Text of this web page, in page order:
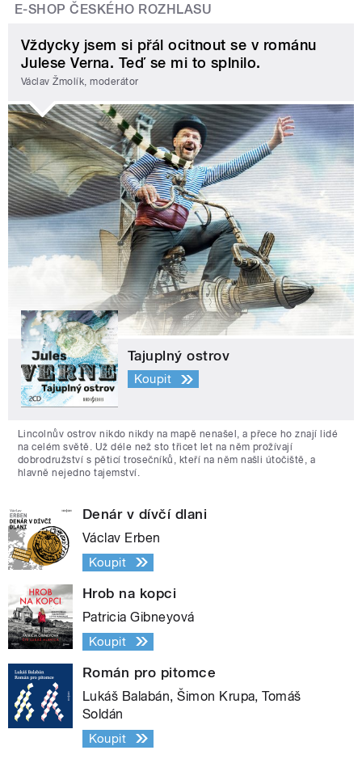
E-SHOP ČESKÉHO ROZHLASU
Vždycky jsem si přál ocitnout se v románu
Julese Verna. Teď se mi to splnilo.
Václav Žmolík, moderátor
Tajuplný ostrov
Koupit
Lincolnův ostrov nikdo nikdy na mapě nenašel, a přece ho znají lidé
na celém světě. Už déle než sto třicet let na něm prožívají
dobrodružství s pěticí trosečníků, kteří na něm našli útočiště, a
hlavně nejedno tajemství.
Denár v dívčí dlani
Václav Erben
Koupit
Hrob na kopci
Patricia Gibneyová
Koupit
Román pro pitomce
Lukáš Balabán, Šimon Krupa, Tomáš
Soldán
Koupit